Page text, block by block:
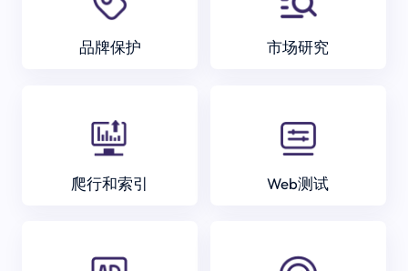
品牌保护 市场研究
爬行和索引 Web测试